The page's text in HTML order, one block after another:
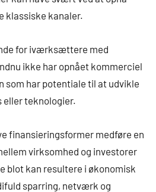
klassiske kanaler.
for iværksættere med
ikke har opnået kommerciel
som har potentiale til at udvikle
eller teknologier.
finansieringsformer medføre en
virksomhed og investorer
blot kan resultere i økonomisk
sparring, netværk og